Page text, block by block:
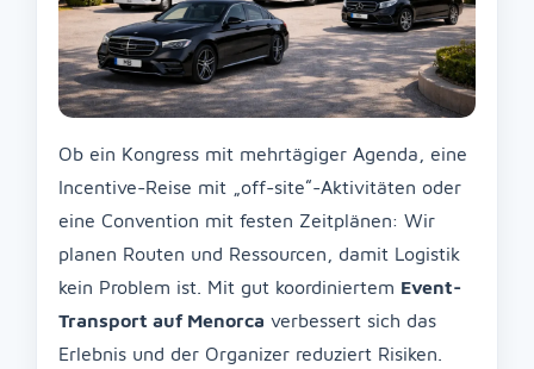
Ob ein Kongress mit mehrtägiger Agenda, eine
Incentive-Reise mit „off-site“-Aktivitäten oder
eine Convention mit festen Zeitplänen: Wir
planen Routen und Ressourcen, damit Logistik
kein Problem ist. Mit gut koordiniertem Event-
Transport auf Menorca verbessert sich das
Erlebnis und der Organizer reduziert Risiken.